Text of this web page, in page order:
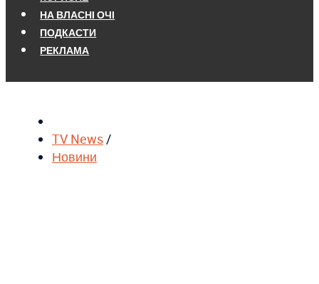
НА ВЛАСНІ ОЧІ
ПОДКАСТИ
РЕКЛАМА
TV News/
Новини